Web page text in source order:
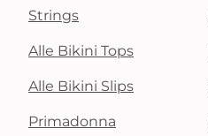
Strings
Alle Bikini Tops
Alle Bikini Slips
Primadonna